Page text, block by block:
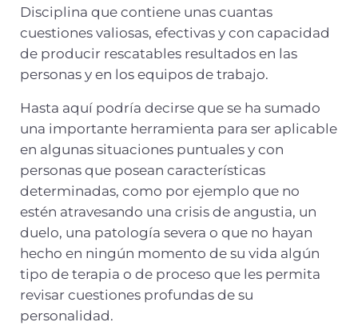
Disciplina que contiene unas cuantas
cuestiones valiosas, efectivas y con capacidad
de producir rescatables resultados en las
personas y en los equipos de trabajo.
Hasta aquí podría decirse que se ha sumado
una importante herramienta para ser aplicable
en algunas situaciones puntuales y con
personas que posean características
determinadas, como por ejemplo que no
estén atravesando una crisis de angustia, un
duelo, una patología severa o que no hayan
hecho en ningún momento de su vida algún
tipo de terapia o de proceso que les permita
revisar cuestiones profundas de su
personalidad.